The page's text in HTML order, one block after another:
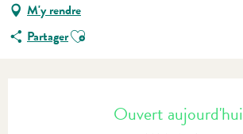
M'y rendre
PartagerAjouter aux favoris
Ouvert aujourd'hui